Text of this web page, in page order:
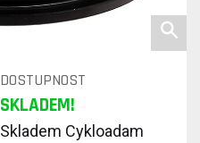
DOSTUPNOST
SKLADEM!
Skladem Cykloadam